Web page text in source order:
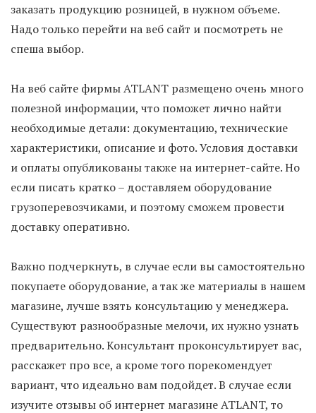
заказать продукцию розницей, в нужном объеме.
Надо только перейти на веб сайт и посмотреть не
спеша выбор.
На веб сайте фирмы ATLANT размещено очень много
полезной информации, что поможет лично найти
необходимые детали: документацию, технические
характеристики, описание и фото. Условия доставки
и оплаты опубликованы также на интернет-сайте. Но
если писать кратко – доставляем оборудование
грузоперевозчиками, и поэтому сможем провести
доставку оперативно.
Важно подчеркнуть, в случае если вы самостоятельно
покупаете оборудование, а так же материалы в нашем
магазине, лучше взять консультацию у менеджера.
Существуют разнообразные мелочи, их нужно узнать
предварительно. Консультант проконсультирует вас,
расскажет про все, а кроме того порекомендует
вариант, что идеально вам подойдет. В случае если
изучите отзывы об интернет магазине ATLANT, то